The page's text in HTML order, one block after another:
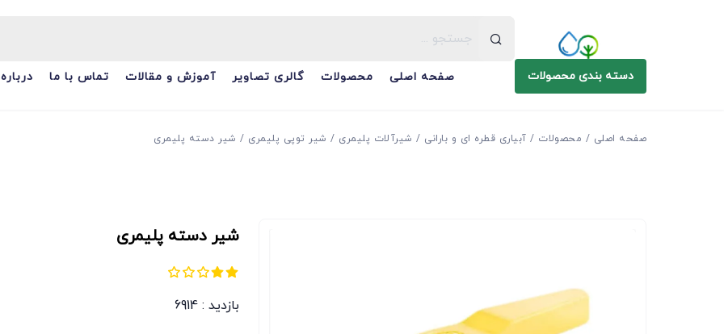
دسته بندی محصولات صفحه اصلی محصولات گالری تصاویر آموزش و مقالات تماس با ما
صفحه اصلی محصولات آبیاری قطره ای و بارانی شیرآلات پلیمری شیر توپی پلیمری شیر دسته پلیمری
شیر دسته پلیمری
بازدید : 6914